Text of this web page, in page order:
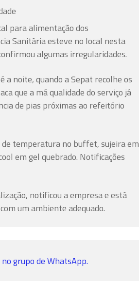
para alimentação dos
Sanitária esteve no local nesta
algumas irregularidades.
noite, quando a Sepat recolhe os
que a má qualidade do serviço já
de pias próximas ao refeitório
temperatura no buffet, sujeira em
em gel quebrado. Notificações
notificou a empresa e está
um ambiente adequado.
grupo de WhatsApp.